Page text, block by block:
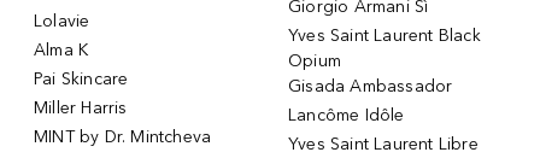
Lolavie
Alma K
Pai Skincare
Miller Harris
MINT by Dr. Mintcheva
Giorgio Armani Sì
Yves Saint Laurent Black
Opium
Gisada Ambassador
Lancôme Idôle
Yves Saint Laurent Libre